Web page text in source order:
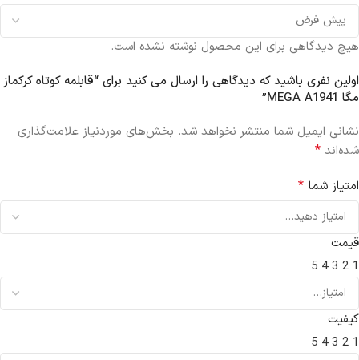
هیچ دیدگاهی برای این محصول نوشته نشده است.
اولین نفری باشید که دیدگاهی را ارسال می کنید برای “قابلمه کوتاه کرکماز
مگا MEGA A1941”
نشانی ایمیل شما منتشر نخواهد شد. بخش‌های موردنیاز علامت‌گذاری
شده‌اند *
امتیاز شما *
قیمت
1
2
3
4
5
کیفیت
1
2
3
4
5